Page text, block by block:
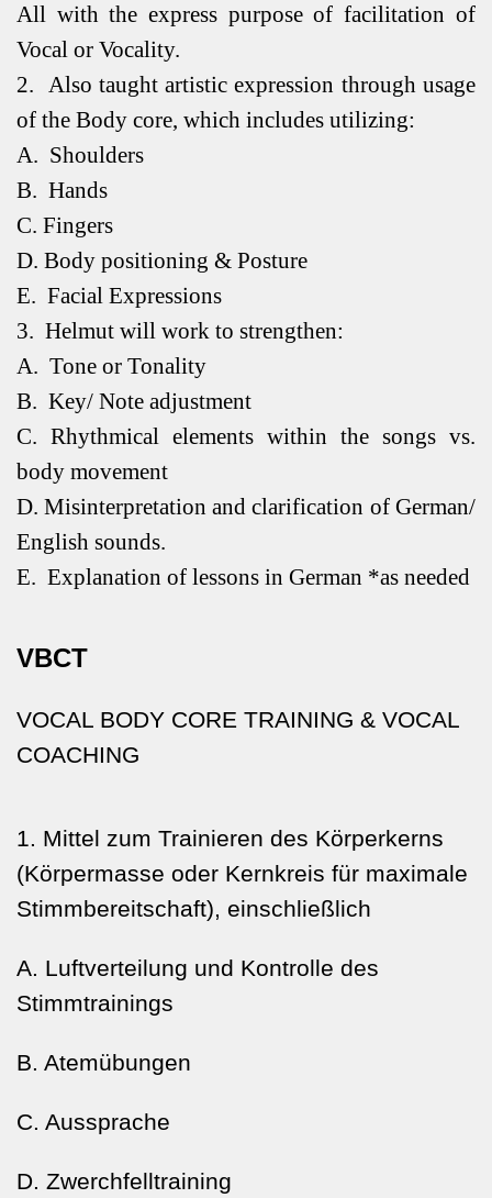
All with the express purpose of facilitation of
Vocal or Vocality.
2. Also taught artistic expression through usage
of the Body core, which includes utilizing:
A. Shoulders
B. Hands
C. Fingers
D. Body positioning & Posture
E. Facial Expressions
3. Helmut will work to strengthen:
A. Tone or Tonality
B. Key/ Note adjustment
C. Rhythmical elements within the songs vs.
body movement
D. Misinterpretation and clarification of German/
English sounds.
E. Explanation of lessons in German *as needed
VBCT
VOCAL BODY CORE TRAINING & VOCAL
COACHING
1. Mittel zum Trainieren des Körperkerns
(Körpermasse oder Kernkreis für maximale
Stimmbereitschaft), einschließlich
A. Luftverteilung und Kontrolle des
Stimmtrainings
B. Atemübungen
C. Aussprache
D. Zwerchfelltraining